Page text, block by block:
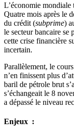
L’économie mondiale
Quatre mois après le
du crédit (subprime)
le secteur bancaire se
cette crise financière
incertain.
Parallèlement, le
n’en finissent plus
baril de pétrole brut
s’échangeait le 8
a dépassé le niveau
Enjeux :